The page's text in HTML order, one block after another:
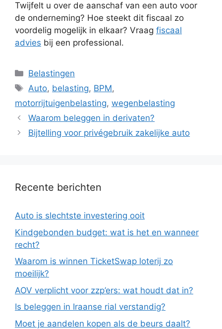
Twijfelt u over de aanschaf van een auto voor
de onderneming? Hoe steekt dit fiscaal zo
voordelig mogelijk in elkaar? Vraag fiscaal
advies bij een professional.
Categorieën
Belastingen
Tags
Auto, belasting, BPM,
motorrijtuigenbelasting, wegenbelasting
Waarom beleggen in derivaten?
Bijtelling voor privégebruik zakelijke auto
Recente berichten
Auto is slechtste investering ooit
Kindgebonden budget: wat is het en wanneer
recht?
Waarom is winnen TicketSwap loterij zo
moeilijk?
AOV verplicht voor zzp’ers: wat houdt dat in?
Is beleggen in Iraanse rial verstandig?
Moet je aandelen kopen als de beurs daalt?